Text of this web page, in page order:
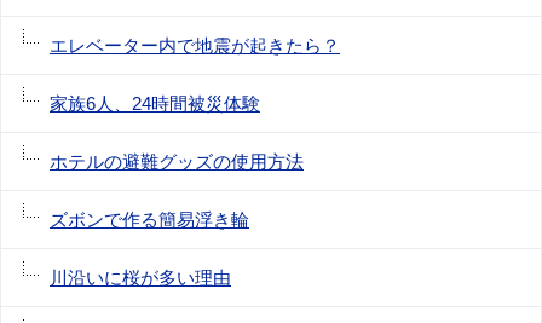
エレベーター内で地震が起きたら？
家族6人、24時間被災体験
ホテルの避難グッズの使用方法
ズボンで作る簡易浮き輪
川沿いに桜が多い理由